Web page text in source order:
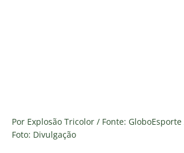
Por Explosão Tricolor / Fonte: GloboEsporte
Foto: Divulgação